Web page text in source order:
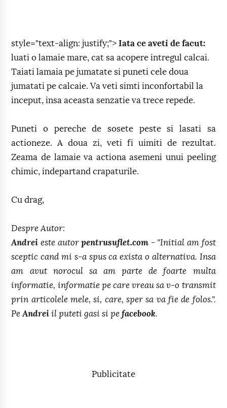
style="text-align: justify;">Iata ce aveti de facut:
luati o lamaie mare, cat sa acopere intregul calcai.
Taiati lamaia pe jumatate si puneti cele doua
jumatati pe calcaie. Va veti simti inconfortabil la
inceput, insa aceasta senzatie va trece repede.
Puneti o pereche de sosete peste si lasati sa
actioneze. A doua zi, veti fi uimiti de rezultat.
Zeama de lamaie va actiona asemeni unui peeling
chimic, indepartand crapaturile.
Cu drag,
Despre Autor:
Andrei este autorpentrusuflet.com - "Initial am fost
sceptic cand mi s-a spus ca exista o alternativa. Insa
am avut norocul sa am parte de foarte multa
informatie, informatie pe care vreau sa v-o transmit
prin articolele mele, si, care, sper sa va fie de folos.".
PeAndrei il puteti gasi si pefacebook.
Publicitate